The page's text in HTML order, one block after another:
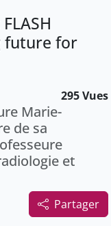
future for
295 Vues
Marie-
de sa
et
Partager